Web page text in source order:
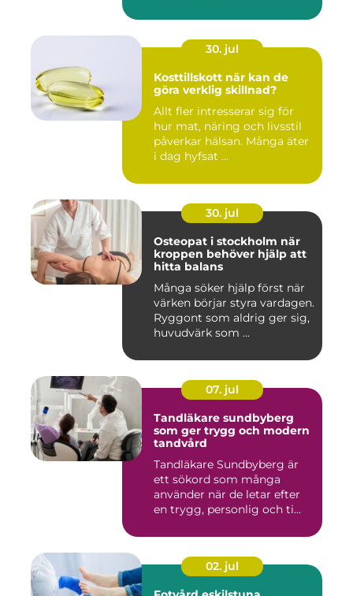
30. jul
Kosttillskott när kan de
göra verklig skillnad?
Allt fler intresserar sig för
hur mat, näring och livsstil
påverkar hälsan. Många äter
i dag hyfsat ...
30. jul
Osteopat i stockholm när
kroppen behöver hjälp att
hitta balans
Många söker hjälp först när
värken börjar styra vardagen.
Ryggont som aldrig ger sig,
huvudvärk som ...
07. jul
Tandläkare sundbyberg
som ger trygg och modern
tandvård
Tandläkare Sundbyberg är
ett sökord som många
använder när de letar efter
en trygg, personlig och ti...
02. jul